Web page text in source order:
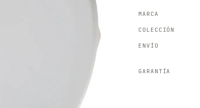
MARCA
COLECCIÓN
ENVÍO
GARANTÍA